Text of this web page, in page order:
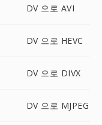
DV 으로 AVI
DV 으로 HEVC
DV 으로 DIVX
DV 으로 MJPEG